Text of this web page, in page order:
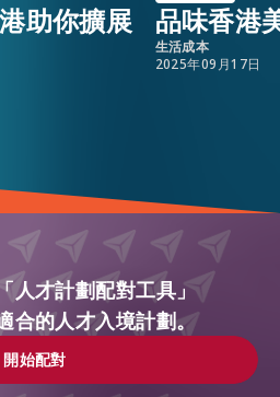
助你擴展
品味香港
生活成本
2025年09月17日
人才計劃配對工具」
合的人才入境計劃。
開始配對
開始配對